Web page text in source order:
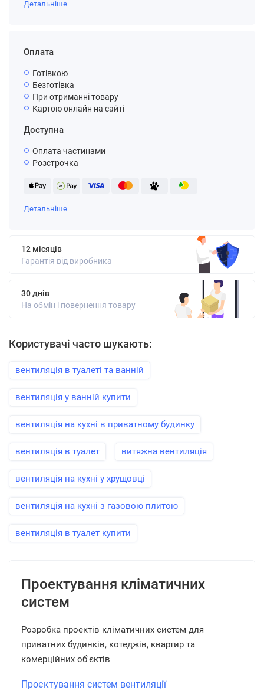
Детальніше
Оплата
Готівкою
Безготівка
При отриманні товару
Картою онлайн на сайті
Доступна
Оплата частинами
Розстрочка
Детальніше
12 місяців
Гарантія від виробника
30 днів
На обмін і повернення товару
Користувачі часто шукають:
вентиляція в туалеті та ванній
вентиляція у ванній купити
вентиляція на кухні в приватному будинку
вентиляція в туалет витяжна вентиляція
вентиляція на кухні у хрущовці
вентиляція на кухні з газовою плитою
вентиляція в туалет купити
Проектування кліматичних
систем
Розробка проектів кліматичних систем для
приватних будинків, котеджів, квартир та
комерційних об'єктів
Проєктування систем вентиляції